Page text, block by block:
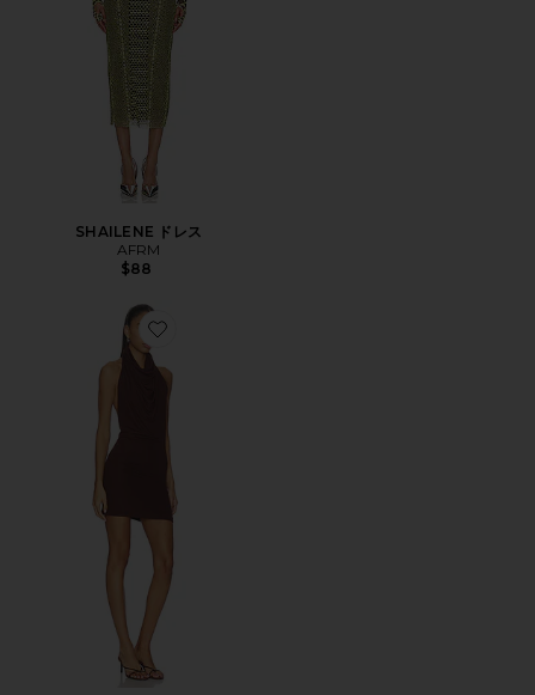
SHAILENE ドレス
AFRM
$88
Favorite SONIA HIGH NECK MINI ドレス